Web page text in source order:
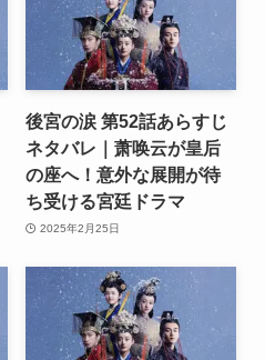
後宮の涙 第52話あらすじ
ネタバレ｜萧唤云が皇后
の座へ！意外な展開が待
ち受ける宮廷ドラマ
2025年2月25日